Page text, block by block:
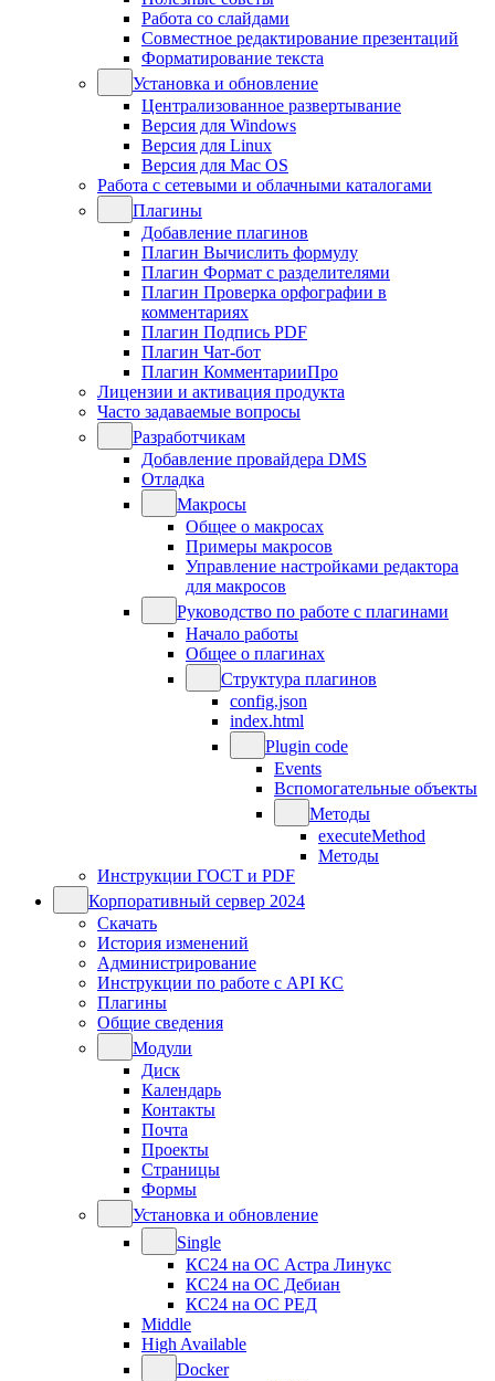
Работа со слайдами
Совместное редактирование презентаций
Форматирование текста
Установка и обновление
Централизованное развертывание
Версия для Windows
Версия для Linux
Версия для Mac OS
Работа с сетевыми и облачными каталогами
Плагины
Добавление плагинов
Плагин Вычислить формулу
Плагин Формат с разделителями
Плагин Проверка орфографии в
комментариях
Плагин Подпись PDF
Плагин Чат-бот
Плагин КомментарииПро
Лицензии и активация продукта
Часто задаваемые вопросы
Разработчикам
Добавление провайдера DMS
Отладка
Макросы
Общее о макросах
Примеры макросов
Управление настройками редактора
для макросов
Руководство по работе с плагинами
Начало работы
Общее о плагинах
Структура плагинов
config.json
index.html
Plugin code
Events
Вспомогательные объекты
Методы
executeMethod
Методы
Инструкции ГОСТ и PDF
Корпоративный сервер 2024
Скачать
История изменений
Администрирование
Инструкции по работе с API КС
Плагины
Общие сведения
Модули
Диск
Календарь
Контакты
Почта
Проекты
Страницы
Формы
Установка и обновление
Single
КС24 на ОС Астра Линукс
КС24 на ОС Дебиан
КС24 на ОС РЕД
Middle
High Available
Docker